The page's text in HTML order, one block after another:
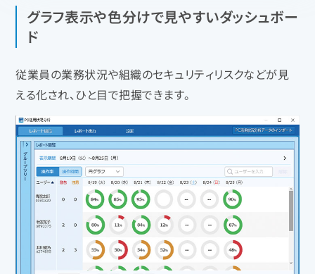
グラフ表示や色分けで見やすいダッシュボー
ド
従業員の業務状況や組織のセキュリティリスクなどが見
える化され、ひと目で把握できます。